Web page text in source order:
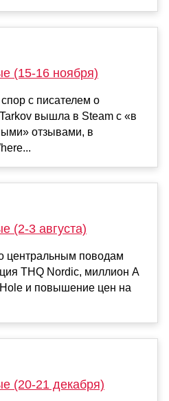
(15-16 ноября)
с писателем о
вышла в Steam с «в
отзывами, в
(2-3 августа)
центральным поводам
THQ Nordic, миллион A
и повышение цен на
(20-21 декабря)